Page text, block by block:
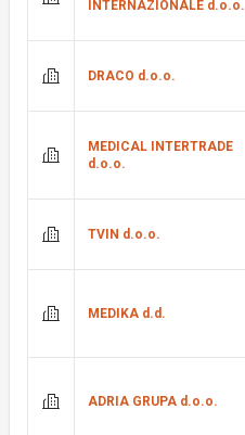
INTERNAZIONALE d.o.o.
DRACO d.o.o.
MEDICAL INTERTRADE
d.o.o.
TVIN d.o.o.
MEDIKA d.d.
ADRIA GRUPA d.o.o.